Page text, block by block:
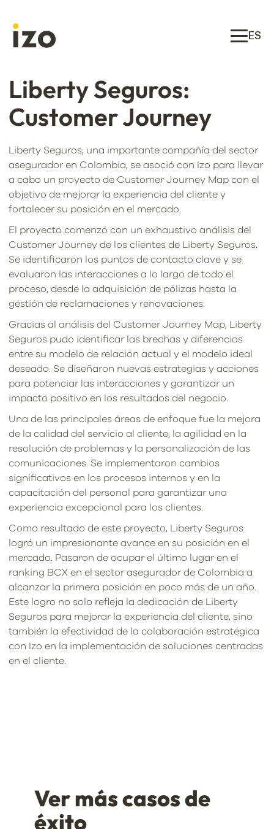
ES
Liberty Seguros:
Customer Journey
Liberty Seguros, una importante compañía del sector
asegurador en Colombia, se asoció con Izo para llevar
a cabo un proyecto de Customer Journey Map con el
objetivo de mejorar la experiencia del cliente y
fortalecer su posición en el mercado.
El proyecto comenzó con un exhaustivo análisis del
Customer Journey de los clientes de Liberty Seguros.
Se identificaron los puntos de contacto clave y se
evaluaron las interacciones a lo largo de todo el
proceso, desde la adquisición de pólizas hasta la
gestión de reclamaciones y renovaciones.
Gracias al análisis del Customer Journey Map, Liberty
Seguros pudo identificar las brechas y diferencias
entre su modelo de relación actual y el modelo ideal
deseado. Se diseñaron nuevas estrategias y acciones
para potenciar las interacciones y garantizar un
impacto positivo en los resultados del negocio.
Una de las principales áreas de enfoque fue la mejora
de la calidad del servicio al cliente, la agilidad en la
resolución de problemas y la personalización de las
comunicaciones. Se implementaron cambios
significativos en los procesos internos y en la
capacitación del personal para garantizar una
experiencia excepcional para los clientes.
Como resultado de este proyecto, Liberty Seguros
logró un impresionante avance en su posición en el
mercado. Pasaron de ocupar el último lugar en el
ranking BCX en el sector asegurador de Colombia a
alcanzar la primera posición en poco más de un año.
Este logro no solo refleja la dedicación de Liberty
Seguros para mejorar la experiencia del cliente, sino
también la efectividad de la colaboración estratégica
con Izo en la implementación de soluciones centradas
en el cliente.
Ver más casos de
éxito